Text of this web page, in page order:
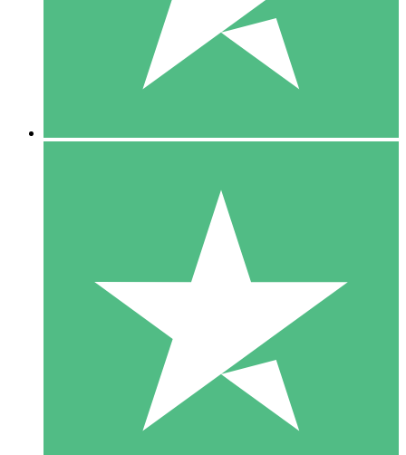
1 Téléchargement
10 00
10 Téléchargements
20 00